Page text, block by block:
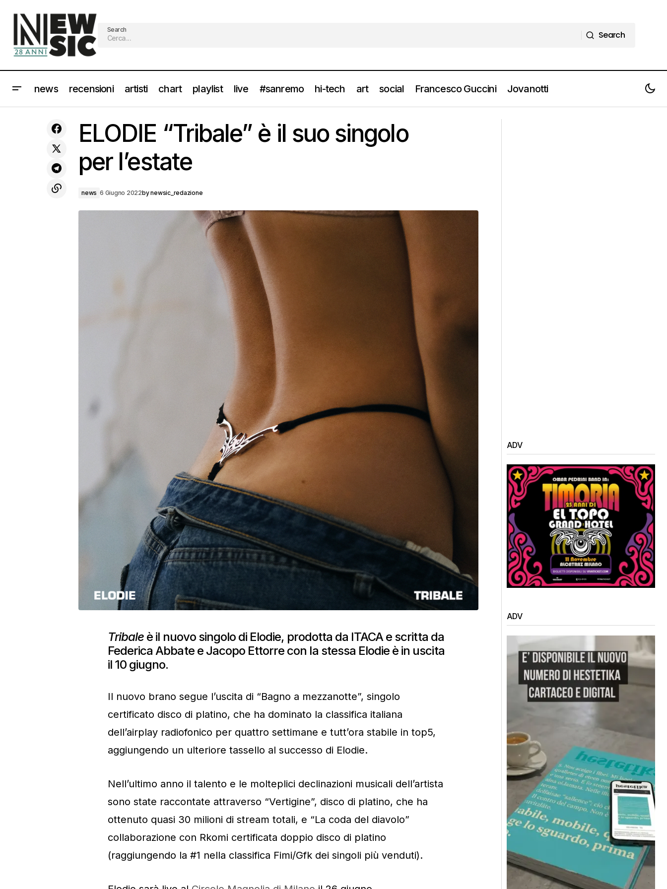
Search
Search
news recensioni artisti chart playlist live #sanremo hi-tech art social Francesco Guccini Jovanotti
Live Estate [info e Biglietti]
news ELODIE “Tribale” è il suo singolo per l’estate
ELODIE “Tribale” è il suo singolo
per l’estate
news 6 Giugno 2022bynewsic_redazione
Tribale è il nuovo singolo di Elodie, prodotta da ITACA e scritta da
Federica Abbate e Jacopo Ettorre con la stessa Elodie è in uscita
il 10 giugno.
Il nuovo brano segue l’uscita di “Bagno a mezzanotte”, singolo
certificato disco di platino, che ha dominato la classifica italiana
dell’airplay radiofonico per quattro settimane e tutt’ora stabile in top5,
aggiungendo un ulteriore tassello al successo di Elodie.
Nell’ultimo anno il talento e le molteplici declinazioni musicali dell’artista
sono state raccontate attraverso “Vertigine”, disco di platino, che ha
ottenuto quasi 30 milioni di stream totali, e “La coda del diavolo”
collaborazione con Rkomi certificata doppio disco di platino
(raggiungendo la #1 nella classifica Fimi/Gfk dei singoli più venduti).
ADV
ADV